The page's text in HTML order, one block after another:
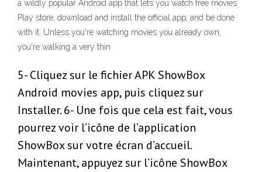
a wildly popular Android app that lets you watch free movies.
Play store, download and install the official app, and be done
with it. Unless you're watching movies you already own,
you're walking a very thin
5- Cliquez sur le fichier APK ShowBox
Android movies app, puis cliquez sur
Installer. 6- Une fois que cela est fait, vous
pourrez voir l’icône de l’application
ShowBox sur votre écran d’accueil.
Maintenant, appuyez sur l’icône ShowBox